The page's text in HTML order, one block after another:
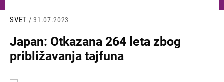
SVET / 31.07.2023
Јapan: Otkazana 264 leta zbog
približavanja tajfuna